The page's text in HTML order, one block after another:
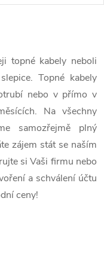
s adaptérem 12V a
topné kabely neboli
Topné kabely
nebo v přímo v
Na všechny
samozřejmě plný
zájem stát se naším
si Vaši firmu nebo
a schválení účtu
ceny!